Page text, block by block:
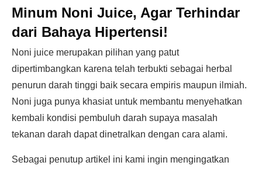
Minum Noni Juice, Agar Terhindar
dari Bahaya Hipertensi!
Noni juice merupakan pilihan yang patut
dipertimbangkan karena telah terbukti sebagai herbal
penurun darah tinggi baik secara empiris maupun ilmiah.
Noni juga punya khasiat untuk membantu menyehatkan
kembali kondisi pembuluh darah supaya masalah
tekanan darah dapat dinetralkan dengan cara alami.
Sebagai penutup artikel ini kami ingin mengingatkan